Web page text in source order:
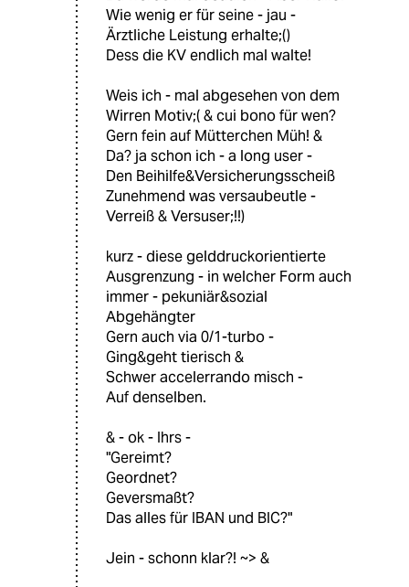
Wie wenig er für seine - jau -
Ärztliche Leistung erhalte;()
Dess die KV endlich mal walte!
Weis ich - mal abgesehen von dem
Wirren Motiv;( & cui bono für wen?
Gern fein auf Mütterchen Müh! &
Da? ja schon ich - a long user -
Den Beihilfe&Versicherungsscheiß
Zunehmend was versaubeutle -
Verreiß & Versuser;!!)
kurz - diese gelddruckorientierte
Ausgrenzung - in welcher Form auch
immer - pekuniär&sozial
Abgehängter
Gern auch via 0/1-turbo -
Ging&geht tierisch &
Schwer accelerrando misch -
Auf denselben.
& - ok - Ihrs -
"Gereimt?
Geordnet?
Geversmaßt?
Das alles für IBAN und BIC?"
Jein - schonn klar?! ~> &